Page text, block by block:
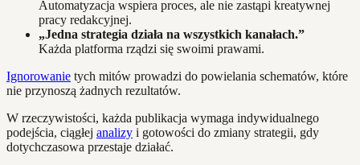
Automatyzacja wspiera proces, ale nie zastąpi kreatywnej
pracy redakcyjnej.
„Jedna strategia działa na wszystkich kanałach.”
Każda platforma rządzi się swoimi prawami.
Ignorowanie tych mitów prowadzi do powielania schematów, które
nie przynoszą żadnych rezultatów.
W rzeczywistości, każda publikacja wymaga indywidualnego
podejścia, ciągłej analizy i gotowości do zmiany strategii, gdy
dotychczasowa przestaje działać.